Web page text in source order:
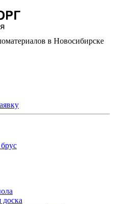
в Новосибирске
доска